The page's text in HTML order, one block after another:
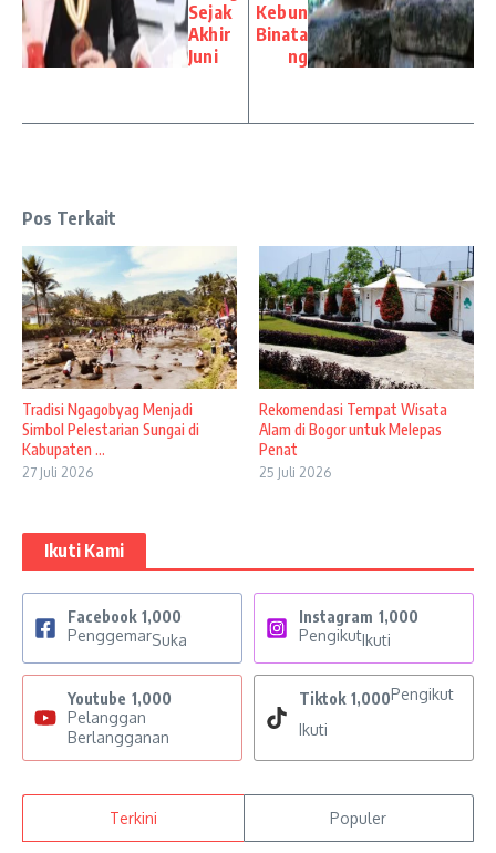
Sejak
Akhir
Juni
Kebun
Binata
ng
Pos Terkait
Tradisi Ngagobyag Menjadi
Simbol Pelestarian Sungai di
Kabupaten ...
27 Juli 2026
Rekomendasi Tempat Wisata
Alam di Bogor untuk Melepas
Penat
25 Juli 2026
Ikuti Kami
Facebook 1,000
PenggemarSuka
Instagram 1,000
PengikutIkuti
Youtube 1,000
Pelanggan
Berlangganan
Tiktok 1,000Pengikut
Ikuti
Terkini Populer